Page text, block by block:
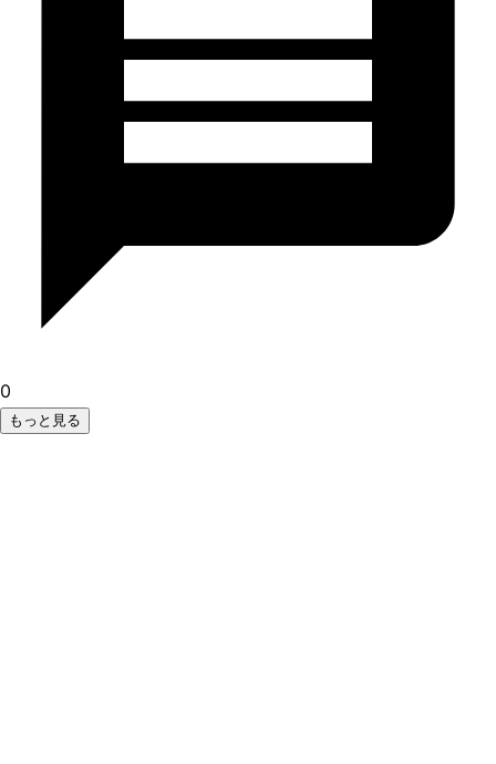
0
もっと見る